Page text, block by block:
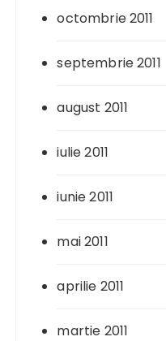
octombrie 2011
septembrie 2011
august 2011
iulie 2011
iunie 2011
mai 2011
aprilie 2011
martie 2011